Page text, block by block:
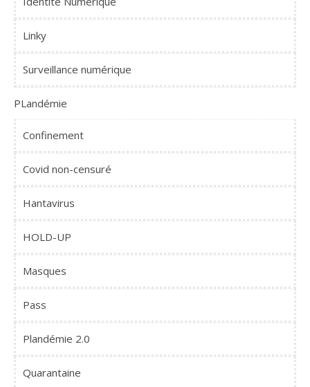
Linky
Surveillance numérique
PLandémie
Confinement
Covid non-censuré
Hantavirus
HOLD-UP
Masques
Pass
Plandémie 2.0
Quarantaine